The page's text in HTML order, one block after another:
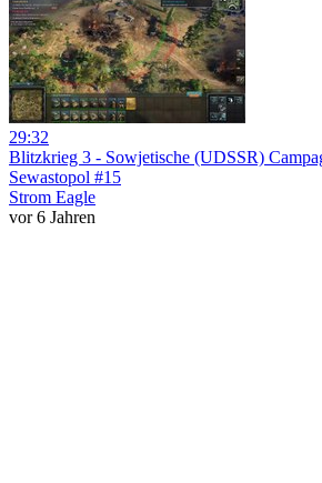
29:32
Blitzkrieg 3 - Sowjetische (UDSSR)
Sewastopol #15
Strom Eagle
vor 6 Jahren